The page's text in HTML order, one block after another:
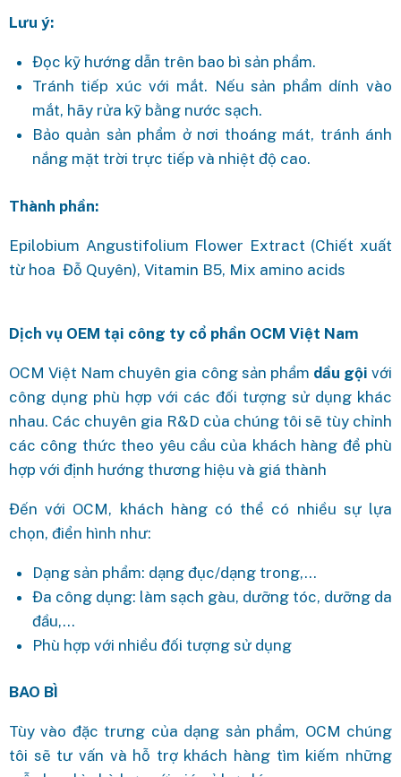
Lưu ý:
Đọc kỹ hướng dẫn trên bao bì sản phẩm.
Tránh tiếp xúc với mắt. Nếu sản phẩm dính vào
mắt, hãy rửa kỹ bằng nước sạch.
Bảo quản sản phẩm ở nơi thoáng mát, tránh ánh
nắng mặt trời trực tiếp và nhiệt độ cao.
Thành phần:
Epilobium Angustifolium Flower Extract (Chiết xuất
từ hoa Đỗ Quyên), Vitamin B5, Mix amino acids
Dịch vụ OEM tại công ty cổ phần OCM Việt Nam
OCM Việt Nam chuyên gia công sản phẩm dầu gội với
công dụng phù hợp với các đối tượng sử dụng khác
nhau. Các chuyên gia R&D của chúng tôi sẽ tùy chỉnh
các công thức theo yêu cầu của khách hàng để phù
hợp với định hướng thương hiệu và giá thành
Đến với OCM, khách hàng có thể có nhiều sự lựa
chọn, điển hình như:
Dạng sản phẩm: dạng đục/dạng trong,…
Đa công dụng: làm sạch gàu, dưỡng tóc, dưỡng da
đầu,…
Phù hợp với nhiều đối tượng sử dụng
BAO BÌ
Tùy vào đặc trưng của dạng sản phẩm, OCM chúng
tôi sẽ tư vấn và hỗ trợ khách hàng tìm kiếm những